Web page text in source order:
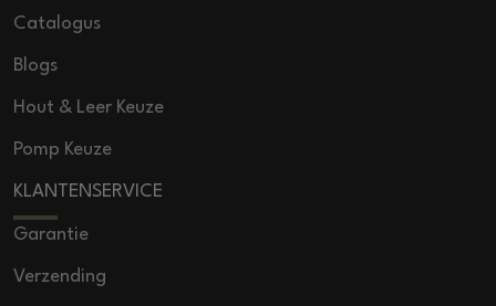
Catalogus
Blogs
Hout & Leer Keuze
Pomp Keuze
KLANTENSERVICE
Garantie
Verzending